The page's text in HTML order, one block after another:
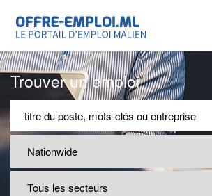
Trouver un emploi